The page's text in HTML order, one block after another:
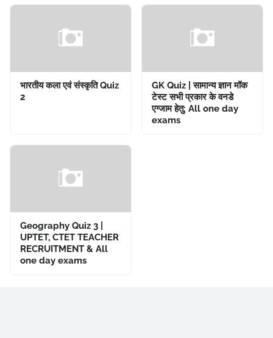
भारतीय कला एवं संस्कृति Quiz
2
GK Quiz | सामान्य ज्ञान मॉक
टेस्ट सभी प्रकार के वनडे
एग्जाम हेतु: All one day
exams
Geography Quiz 3 |
UPTET, CTET TEACHER
RECRUITMENT & All
one day exams